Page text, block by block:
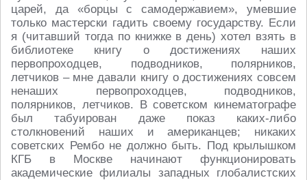
царей, да «борцы с самодержавием», умевшие
только мастерски гадить своему государству. Если
я (читавший тогда по книжке в день) хотел взять в
библиотеке книгу о достижениях наших
первопроходцев, подводников, полярников,
летчиков – мне давали книгу о достижениях совсем
ненаших первопроходцев, подводников,
полярников, летчиков. В советском кинематографе
был табуирован даже показ каких-​либо
столкновений наших и американцев; никаких
советских Рембо не должно быть. Под крылышком
КГБ в Москве начинают функционировать
академические филиалы западных глобалистских